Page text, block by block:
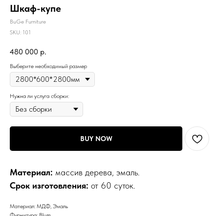
Шкаф-купе
BuGe Furniture
SKU: 101
480 000 р.
Выберите необходимый размер
Нужна ли услуга сборки:
BUY NOW
Материал: массив дерева, эмаль.
Срок изготовления: от 60 суток.
Материал: МДФ, Эмаль